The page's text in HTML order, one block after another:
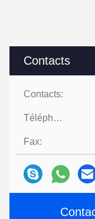
Contacts
Contacts:
Téléphone:
Fax: